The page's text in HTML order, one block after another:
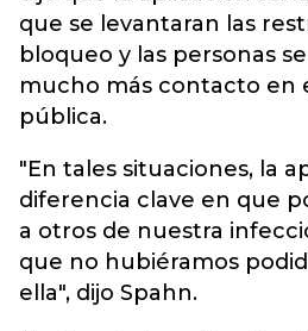
que se levantaran las
bloqueo y las personas
mucho más contacto en
pública.
"En tales situaciones, la
diferencia clave en que
a otros de nuestra
que no hubiéramos
ella", dijo Spahn.